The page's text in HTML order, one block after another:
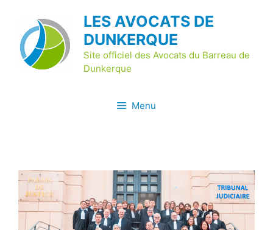
contenu
LES AVOCATS DE
DUNKERQUE
Site officiel des Avocats du Barreau de
Dunkerque
Menu